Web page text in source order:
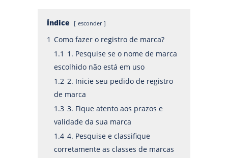
Índice esconder
1 Como fazer o registro de marca?
1.1 1. Pesquise se o nome de marca
escolhido não está em uso
1.2 2. Inicie seu pedido de registro
de marca
1.3 3. Fique atento aos prazos e
validade da sua marca
1.4 4. Pesquise e classifique
corretamente as classes de marcas